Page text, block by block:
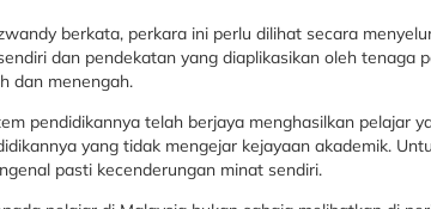
berkata, perkara ini perlu dilihat secara
dan pendekatan yang diaplikasikan oleh tenaga
dan menengah.
pendidikannya telah berjaya menghasilkan pelajar
yang tidak mengejar kejayaan akademik.
pasti kecenderungan minat sendiri.